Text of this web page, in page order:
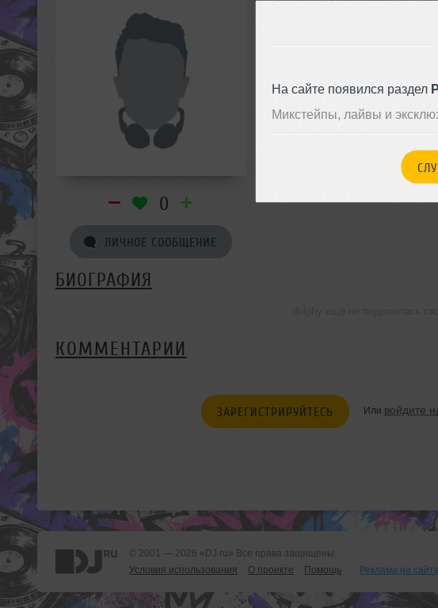
На сайте появился раздел
Микстейпы, лайвы и
0
ЛИЧНОЕ СООБЩЕНИЕ
БИОГРАФИЯ
КОММЕНТАРИИ
ЗАРЕГИСТРИРУЙТЕСЬ Или войдите
© 2001 — 2026 «DJ.ru» Все права защищены.
Условия использования
О проекте Помощь Реклама на сайте